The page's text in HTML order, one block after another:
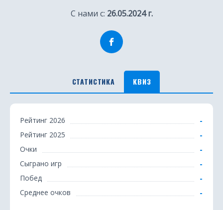
С нами с: 26.05.2024 г.
СТАТИСТИКА КВИЗ
К
Рейтинг 2026 -
Рейтинг 2025 -
Очки -
Сыграно игр -
Побед -
Среднее очков -